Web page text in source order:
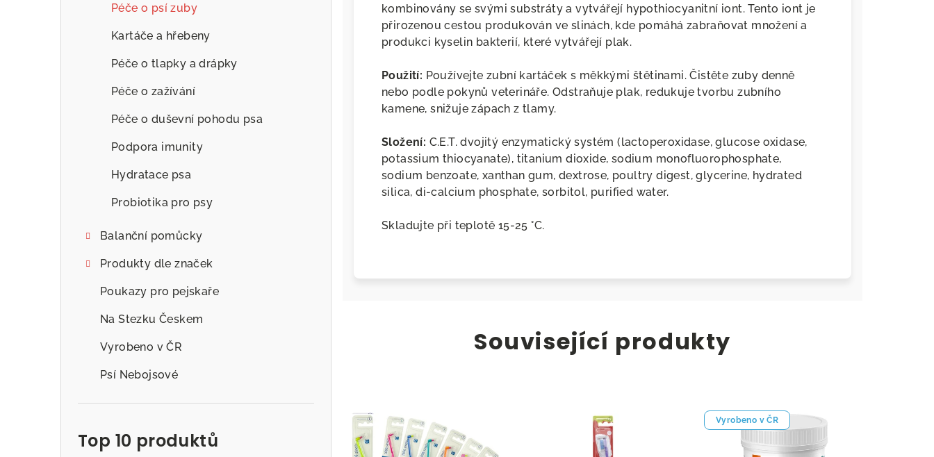
Péče o psí zuby
Kartáče a hřebeny
Péče o tlapky a drápky
Péče o zažívání
Péče o duševní pohodu psa
Podpora imunity
Hydratace psa
Probiotika pro psy
Balanční pomůcky
Produkty dle značek
Poukazy pro pejskaře
Na Stezku Českem
Vyrobeno v ČR
Psí Nebojsové
Top 10 produktů
kombinovány se svými substráty a vytvářejí hypothiocyanitní iont. Tento iont je
přirozenou cestou produkován ve slinách, kde pomáhá zabraňovat množení a
produkci kyselin bakterií, které vytvářejí plak.
Použití: Používejte zubní kartáček s měkkými štětinami. Čistěte zuby denně
nebo podle pokynů veterináře. Odstraňuje plak, redukuje tvorbu zubního
kamene, snižuje zápach z tlamy.
Složení: C.E.T. dvojitý enzymatický systém (lactoperoxidase, glucose oxidase,
potassium thiocyanate), titanium dioxide, sodium monofluorophosphate,
sodium benzoate, xanthan gum, dextrose, poultry digest, glycerine, hydrated
silica, di-calcium phosphate, sorbitol, purified water.
Skladujte při teplotě 15-25 °C.
Související produkty
Vyrobeno v ČR